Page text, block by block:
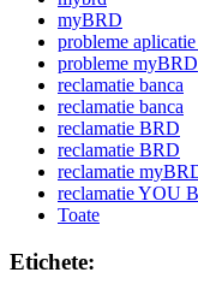
myBRD
probleme
probleme myBRD
reclamatie banca
reclamatie banca
reclamatie BRD
reclamatie BRD
reclamatie
reclamatie YOU
Toate
Etichete: